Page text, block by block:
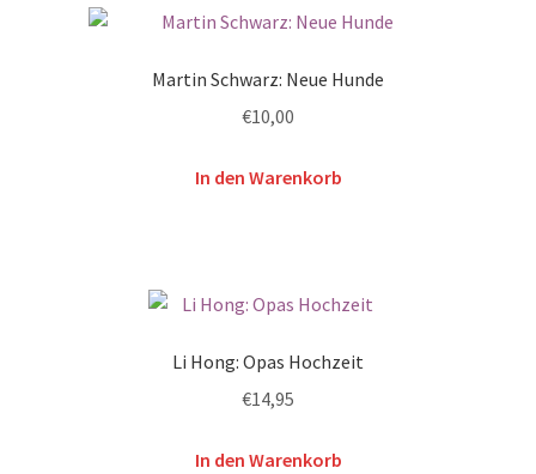
Martin Schwarz: Neue Hunde
€10,00
In den Warenkorb
Li Hong: Opas Hochzeit
€14,95
In den Warenkorb